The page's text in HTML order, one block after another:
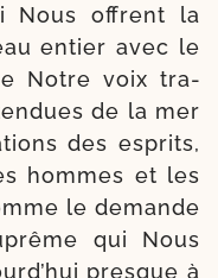
Nous offrent la
entier avec le
Notre voix tra­
de la mer
des esprits,
hommes et les
le demande
qui Nous
presque à